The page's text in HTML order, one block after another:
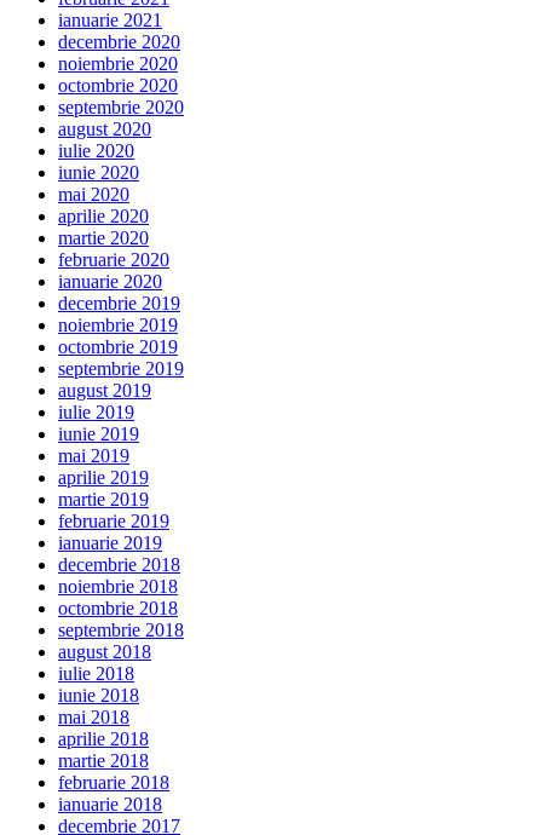
ianuarie 2021
decembrie 2020
noiembrie 2020
octombrie 2020
septembrie 2020
august 2020
iulie 2020
iunie 2020
mai 2020
aprilie 2020
martie 2020
februarie 2020
ianuarie 2020
decembrie 2019
noiembrie 2019
octombrie 2019
septembrie 2019
august 2019
iulie 2019
iunie 2019
mai 2019
aprilie 2019
martie 2019
februarie 2019
ianuarie 2019
decembrie 2018
noiembrie 2018
octombrie 2018
septembrie 2018
august 2018
iulie 2018
iunie 2018
mai 2018
aprilie 2018
martie 2018
februarie 2018
ianuarie 2018
decembrie 2017